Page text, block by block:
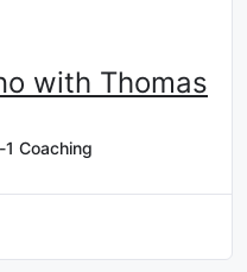
with Thomas
1 Coaching